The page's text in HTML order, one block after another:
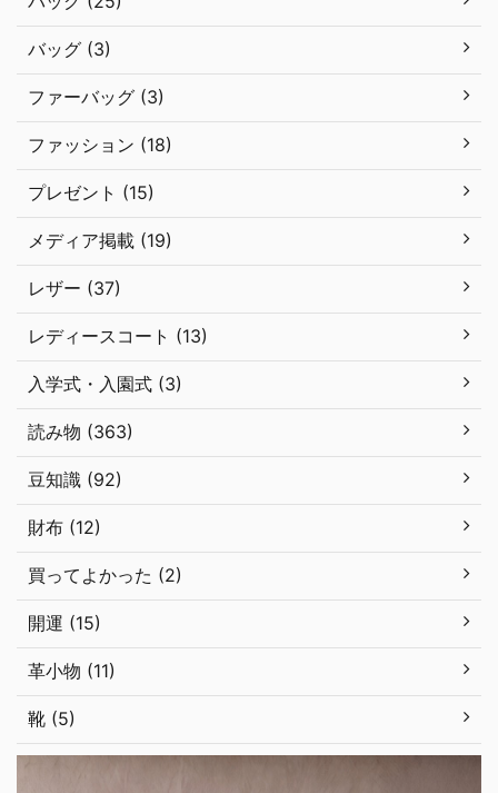
バッグ (3)
ファーバッグ (3)
ファッション (18)
プレゼント (15)
メディア掲載 (19)
レザー (37)
レディースコート (13)
入学式・入園式 (3)
読み物 (363)
豆知識 (92)
財布 (12)
買ってよかった (2)
開運 (15)
革小物 (11)
靴 (5)